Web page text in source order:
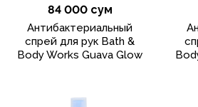
84 000 сум
Антибактериальный
спрей для рук Bath &
Body Works Guava Glow